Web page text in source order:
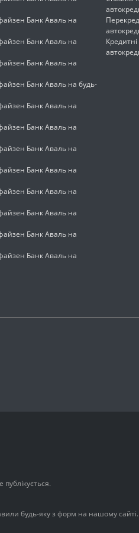
Банк Аваль на
Банк Аваль на
Банк Аваль на
Банк Аваль на будь-
Банк Аваль на
Банк Аваль на
Банк Аваль на
Банк Аваль на
Банк Аваль на
Банк Аваль на
Банк Аваль на
Банк Аваль на
будь-яку з форм на нашому сайті.